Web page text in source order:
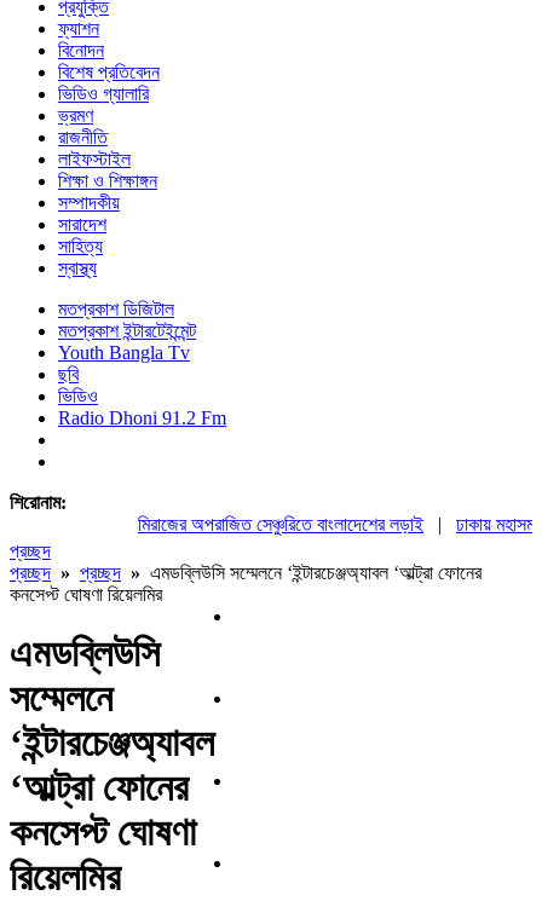
প্রযুক্তি
ফ্যাশন
বিনোদন
বিশেষ প্রতিবেদন
ভিডিও গ্যালারি
ভ্রমণ
রাজনীতি
লাইফস্টাইল
শিক্ষা ও শিক্ষাঙ্গন
সম্পাদকীয়
সারাদেশ
সাহিত্য
স্বাস্থ্য
মতপ্রকাশ ডিজিটাল
মতপ্রকাশ ইন্টারটেইন্মেন্ট
Youth Bangla Tv
ছবি
ভিডিও
Radio Dhoni 91.2 Fm
শিরোনাম:
মিরাজের অপরাজিত সেঞ্চুরিতে বাংলাদেশের লড়াই|
ঢাকায়
প্রচ্ছদ
প্রচ্ছদ » প্রচ্ছদ » এমডব্লিউসি সম্মেলনে ‘ইন্টারচেঞ্জঅ্যাবল ‘আল্ট্রা ফোনের
কনসেপ্ট ঘোষণা রিয়েলমির
এমডব্লিউসি
সম্মেলনে
‘ইন্টারচেঞ্জঅ্যাবল
‘আল্ট্রা ফোনের
কনসেপ্ট ঘোষণা
রিয়েলমির